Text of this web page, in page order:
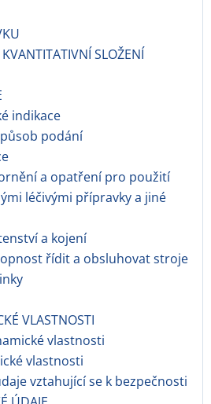
SLOŽENÍ
indikace
podání
a opatření pro použití
léčivými přípravky a jiné
a kojení
řídit a obsluhovat stroje
VLASTNOSTI
vlastnosti
vlastnosti
vztahující se k bezpečnosti